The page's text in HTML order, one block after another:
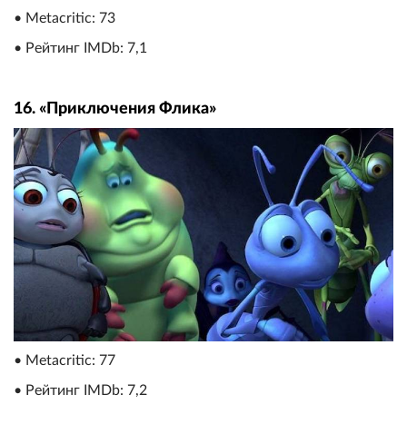
• Metacritic: 73
• Рейтинг IMDb: 7,1
16. «Приключения Флика»
• Metacritic: 77
• Рейтинг IMDb: 7,2